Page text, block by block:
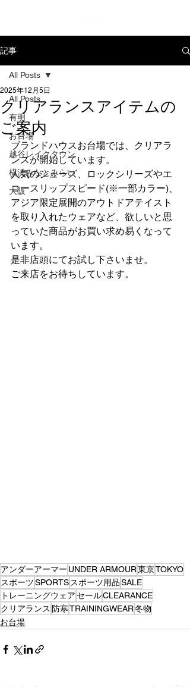
記事
All Posts
有明
お台場
越谷レイクタウン
横浜みなとみらい
大阪
All Posts
クリアランスアイテムの
ご案内
2025年12月5日
ブランドハウスお台場では、クリアラ
ンスが開始しています。
人気のシューズ、ロックシリーズやエ
コースリップスピード(※一部カラー)、
アジア限定展開のアウトドアテイスト
を取り入れたウェアなど、欲しいと思
っていた商品がお買い求め易くなって
います。
是非店頭にてお試し下さいませ。
ご来店をお待ちしています。
アンダーアーマー UNDER ARMOUR東京TOKYO
スポーツSPORTS スポーツ用品SALE
トレーニングウェア セールCLEARANCE
クリアランス 防寒TRAININGWEAR冬物
お台場